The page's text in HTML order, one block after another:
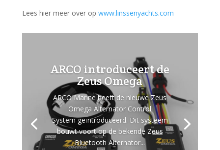
Lees hier meer over op www.linssenyachts.com
ARCO introduceert de
Zeus Omega
ARCO Marine heeft de nieuwe Zeus
Omega Alternator Control
System geïntroduceerd. Dit systeem
bouwt voort op de bekende Zeus
Bluetooth Alternator...